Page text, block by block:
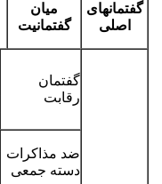
گفتمان­های
اصلی
میان
گفتمانیت
گفتمان
رقابت
ضد مذاکرات
دسته جمعی